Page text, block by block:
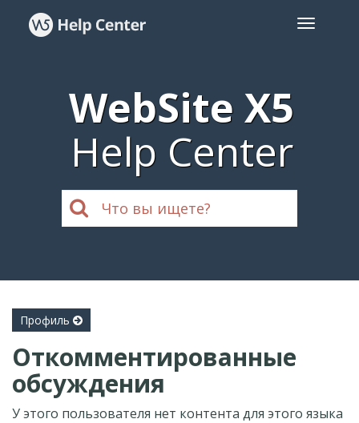
WebSite X5
Help Center
Профиль
Откомментированные
обсуждения
У этого пользователя нет контента для этого языка